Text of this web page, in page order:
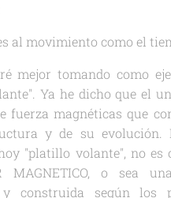
al movimiento como el
mejor tomando como
Ya he dicho que el
fuerza magnéticas que
y de su evolución.
"platillo volante", no es
MAGNETICO, o sea
y construida según los